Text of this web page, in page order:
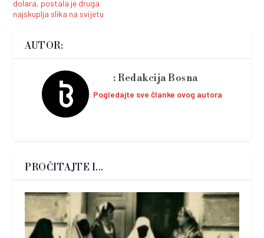
dolara, postala je druga
najskuplja slika na svijetu
AUTOR:
Redakcija Bosna
Pogledajte sve članke ovog autora
PROČITAJTE I...